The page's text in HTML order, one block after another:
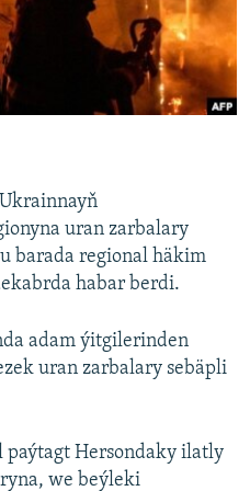
uran zarbalary
barada regional häkim
habar berdi.
adam ýitgilerinden
uran zarbalary sebäpli
Hersondaky ilatly
we beýleki